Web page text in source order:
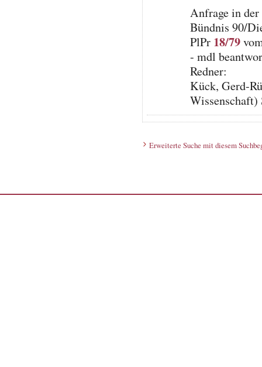
Anfrage in der
Bündnis 90/
PlPr 18/79
- mdl
Redner:
Kück, Gerd-
Wissenschaft)
Erweiterte Suche mit diesem